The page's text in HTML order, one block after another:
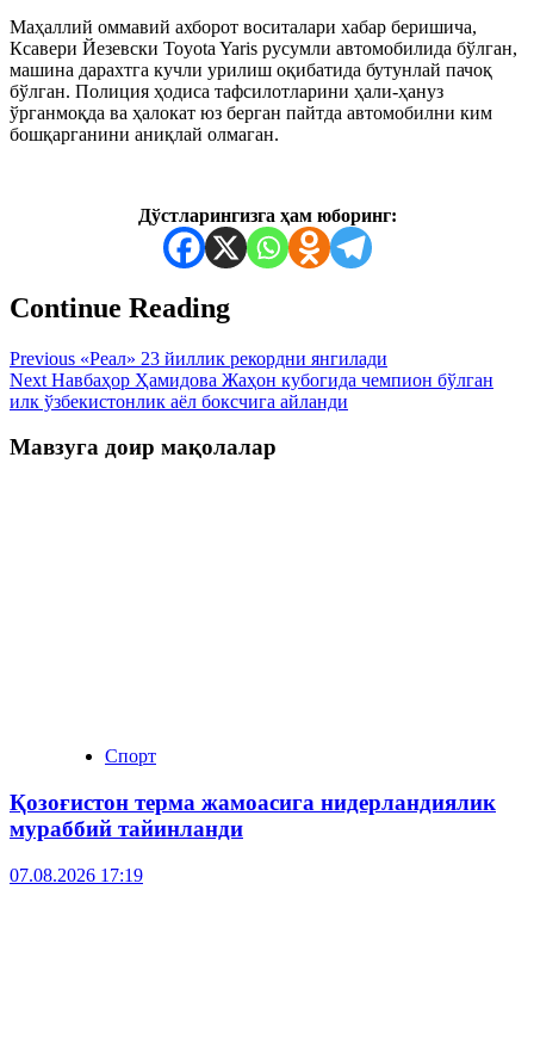
Маҳаллий оммавий ахборот воситалари хабар беришича,
Ксавери Йезевски Toyota Yaris русумли автомобилида бўлган,
машина дарахтга кучли урилиш оқибатида бутунлай пачоқ
бўлган. Полиция ҳодиса тафсилотларини ҳали-ҳануз
ўрганмоқда ва ҳалокат юз берган пайтда автомобилни ким
бошқарганини аниқлай олмаган.
Дўстларингизга ҳам юборинг:
Continue Reading
Previous «Реал» 23 йиллик рекордни янгилади
Next Навбаҳор Ҳамидова Жаҳон кубогида чемпион бўлган
илк ўзбекистонлик аёл боксчига айланди
Мавзуга доир мақолалар
Спорт
Қозоғистон терма жамоасига нидерландиялик
мураббий тайинланди
07.08.2026 17:19